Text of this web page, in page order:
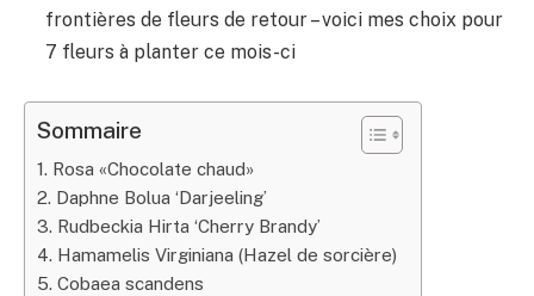
frontières de fleurs de retour – voici mes choix pour
7 fleurs à planter ce mois-ci
Sommaire
1. Rosa «Chocolate chaud»
2. Daphne Bolua ‘Darjeeling’
3. Rudbeckia Hirta ‘Cherry Brandy’
4. Hamamelis Virginiana (Hazel de sorcière)
5. Cobaea scandens